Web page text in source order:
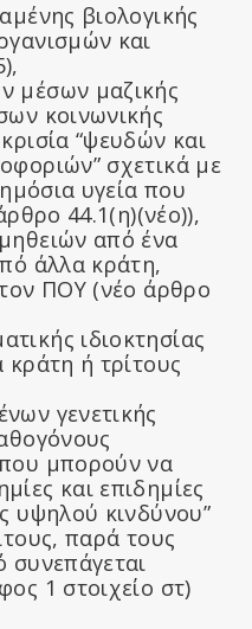
βιολογικής
και
μέσων μαζικής
κοινωνικής
“ψευδών και
σχετικά με
υγεία που
44.1(η)(νέο)),
από ένα
άλλα κράτη,
ΠΟΥ (νέο άρθρο
ιδιοκτησίας
ή τρίτους
γενετικής
μπορούν να
και επιδημίες
υψηλού κινδύνου”
παρά τους
συνεπάγεται
1 στοιχείο στ)